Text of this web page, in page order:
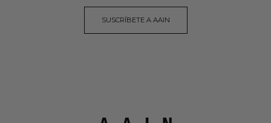
SUSCRÍBETE A AAIN